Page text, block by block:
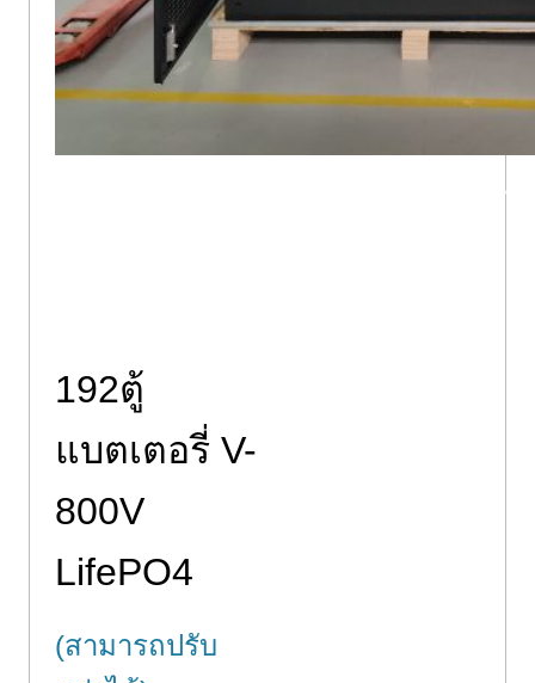
50กิโลวัตต์ ที่เก็บแบตเต
192ตู้
แบตเตอรี่ V-
800V
LifePO4
(สามารถปรับ